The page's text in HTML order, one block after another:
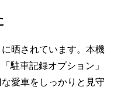
晒されています。本機
駐車記録オプション」
愛車をしっかりと見守